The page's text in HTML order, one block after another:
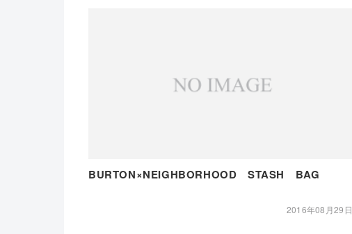
BURTON×NEIGHBORHOOD STASH BAG
2016年08月29日